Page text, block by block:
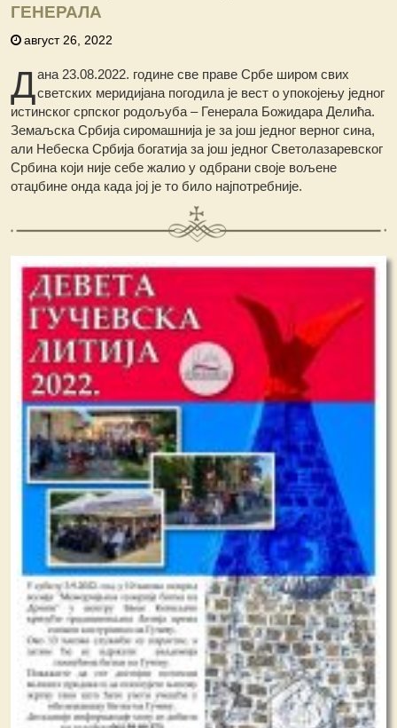
ГЕНЕРАЛА
август 26, 2022
Дана 23.08.2022. године све праве Србе широм свих
светских меридијана погодила је вест о упокојењу једног
истинског српског родољуба – Генерала Божидара Делића.
Земаљска Србија сиромашнија је за још једног верног сина,
али Небеска Србија богатија за још једног Светолазаревског
Србина који није себе жалио у одбрани своје вољене
отаџбине онда када јој је то било најпотребније.